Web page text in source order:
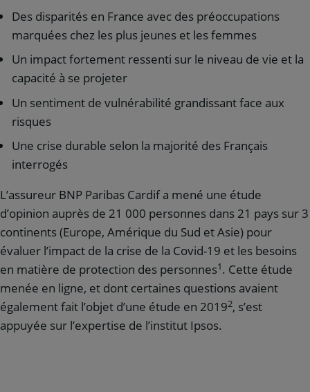
Des disparités en France avec des préoccupations
marquées chez les plus jeunes et les femmes
Un impact fortement ressenti sur le niveau de vie et la
capacité à se projeter
Un sentiment de vulnérabilité grandissant face aux
risques
Une crise durable selon la majorité des Français
interrogés
L’assureur BNP Paribas Cardif a mené une étude
d’opinion auprès de 21 000 personnes dans 21 pays sur 3
continents (Europe, Amérique du Sud et Asie) pour
évaluer l’impact de la crise de la Covid-19 et les besoins
en matière de protection des personnes1. Cette étude
menée en ligne, et dont certaines questions avaient
également fait l’objet d’une étude en 20192, s’est
appuyée sur l’expertise de l’institut Ipsos.